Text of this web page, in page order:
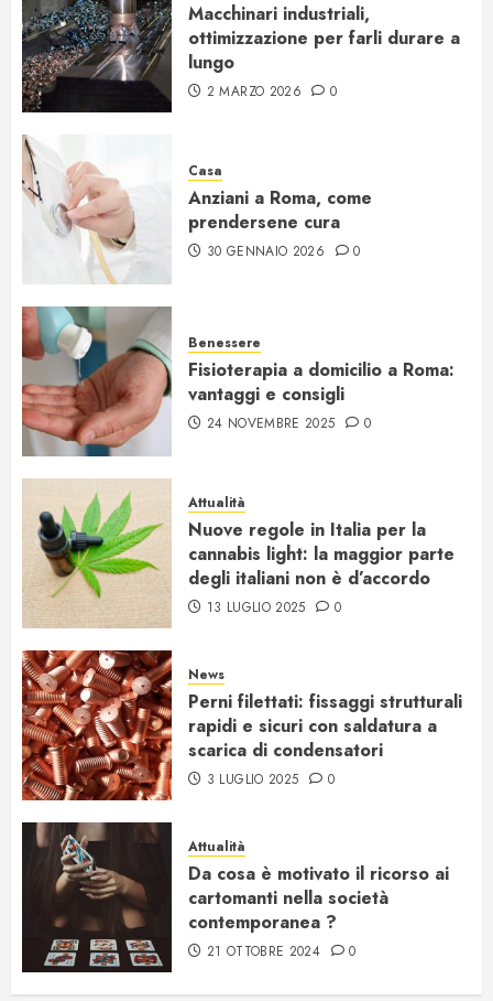
Macchinari industriali,
ottimizzazione per farli durare a
lungo
2 MARZO 2026 0
Casa
Anziani a Roma, come
prendersene cura
30 GENNAIO 2026 0
Benessere
Fisioterapia a domicilio a Roma:
vantaggi e consigli
24 NOVEMBRE 2025 0
Attualità
Nuove regole in Italia per la
cannabis light: la maggior parte
degli italiani non è d’accordo
13 LUGLIO 2025 0
News
Perni filettati: fissaggi strutturali
rapidi e sicuri con saldatura a
scarica di condensatori
3 LUGLIO 2025 0
Attualità
Da cosa è motivato il ricorso ai
cartomanti nella società
contemporanea ?
21 OTTOBRE 2024 0